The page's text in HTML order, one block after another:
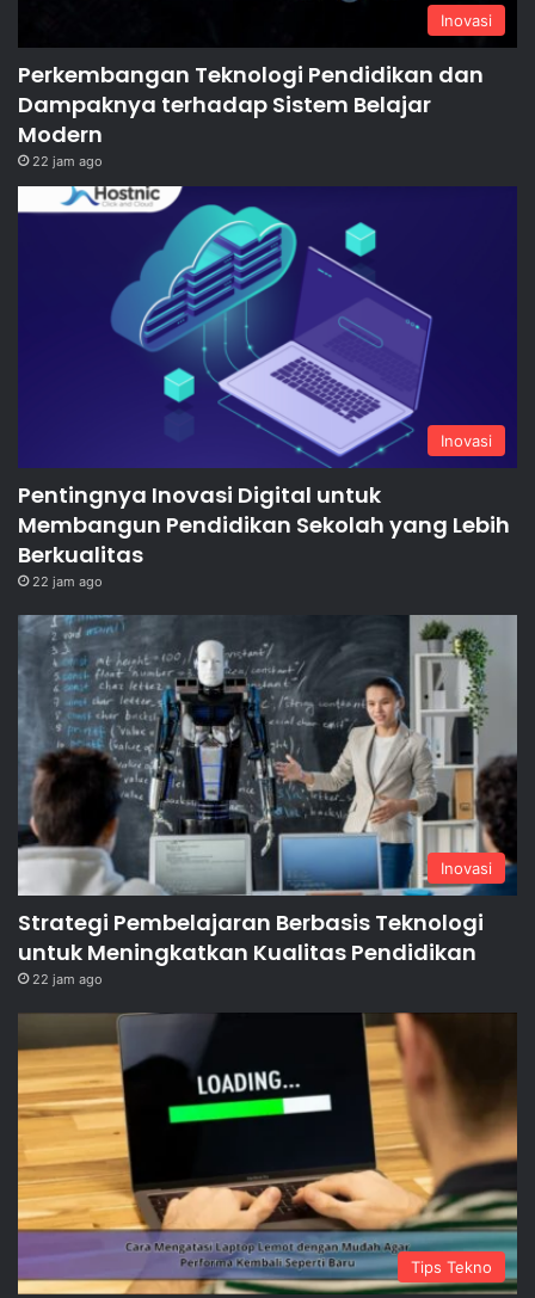
Inovasi
Perkembangan Teknologi Pendidikan dan
Dampaknya terhadap Sistem Belajar
Modern
22 jam ago
Inovasi
Pentingnya Inovasi Digital untuk
Membangun Pendidikan Sekolah yang Lebih
Berkualitas
22 jam ago
Inovasi
Strategi Pembelajaran Berbasis Teknologi
untuk Meningkatkan Kualitas Pendidikan
22 jam ago
Tips Tekno